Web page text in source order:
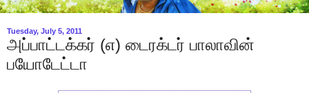
Tuesday, July 5, 2011
அப்பாட்டக்கர் (எ) டைரக்டர் பாலாவின்
பயோடேட்டா